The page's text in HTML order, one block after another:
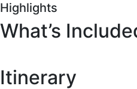
Highlights
What’s
Itinerary